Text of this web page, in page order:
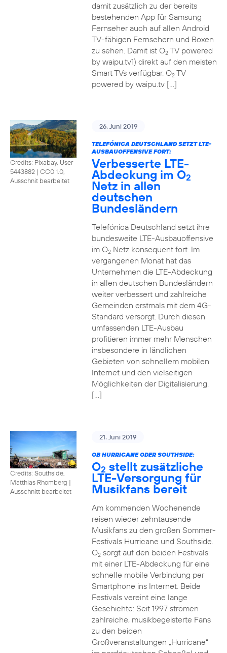
damit zusätzlich zu der bereits
bestehenden App für Samsung
Fernseher auch auf allen Android
TV-fähigen Fernsehern und Boxen
zu sehen. Damit ist O2TV powered
by waipu.tv1) direkt auf den meisten
Smart TVs verfügbar. O2TV
powered by waipu.tv […]
Credits: Pixabay, User
5443882 | CC0 1.0,
Ausschnit bearbeitet
26. Juni 2019
TELEFÓNICA DEUTSCHLAND SETZT LTE-
AUSBAUOFFENSIVE FORT:
Verbesserte LTE-
Abdeckung im O2
Netz in allen
deutschen
Bundesländern
Telefónica Deutschland setzt ihre
bundesweite LTE-Ausbauoffensive
im O2Netz konsequent fort. Im
vergangenen Monat hat das
Unternehmen die LTE-Abdeckung
in allen deutschen Bundesländern
weiter verbessert und zahlreiche
Gemeinden erstmals mit dem 4G-
Standard versorgt. Durch diesen
umfassenden LTE-Ausbau
profitieren immer mehr Menschen
insbesondere in ländlichen
Gebieten von schnellem mobilen
Internet und den vielseitigen
Möglichkeiten der Digitalisierung.
[…]
Credits: Southside,
Matthias Rhomberg |
Ausschnitt bearbeitet
21. Juni 2019
OB HURRICANE ODER SOUTHSIDE:
O2 stellt zusätzliche
LTE-Versorgung für
Musikfans bereit
Am kommenden Wochenende
reisen wieder zehntausende
Musikfans zu den großen Sommer-
Festivals Hurricane und Southside.
O2sorgt auf den beiden Festivals
mit einer LTE-Abdeckung für eine
schnelle mobile Verbindung per
Smartphone ins Internet. Beide
Festivals vereint eine lange
Geschichte: Seit 1997 strömen
zahlreiche, musikbegeisterte Fans
zu den beiden
Großveranstaltungen „Hurricane“